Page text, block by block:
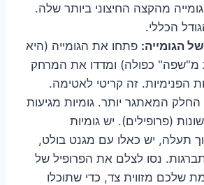
מהקצה החיצוני ביותר שלה.
הכללי.
הגומייה: פתחו את הגומייה (היא
מ"שפה" כפולה) ומדדו את המרחק
הפנימיות. זה קריטי לאטימה.
החלק המאתגר יותר. גומיות מגיעות
(פרופילים). יש גומיות
תעלה, יש כאלו עם מגנט בולט,
נסו לצלם את הפרופיל של
שלכם מזווית צד, כדי שתוכלו